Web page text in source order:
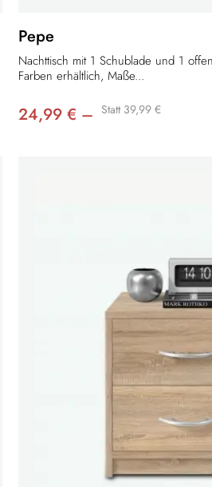
Pepe
Nachttisch mit 1 Schublade und 1
Farben erhältlich, Maße...
24,99 € – Statt 39,99 €